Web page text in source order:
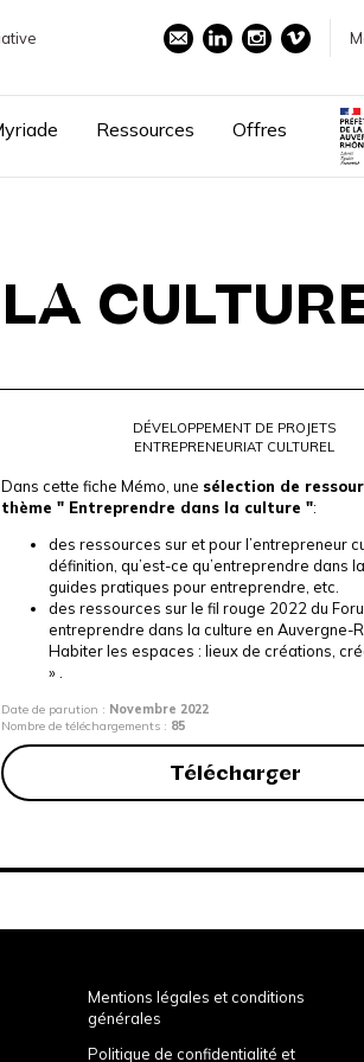
Ressources Offres
DÉVELOPPEMENT DE PROJETS
ENTREPRENEURIAT CULTUREL
Dans cette fiche Mémo, une sélection de
thème " Entreprendre dans la culture ":
des ressources sur et pour l’entrepreneur
définition, qu’est-ce qu’entreprendre dans
guides pratiques pour entreprendre, etc.
des ressources sur le fil rouge 2022 du
entreprendre dans la culture en Auvergne-
Habiter les espaces : lieux de créations,
» .
Date de parution : Novembre 2022
Nombre de téléchargements : 85
Télécharger
Mentions légales et conditions
générales
Politique de confidentialité et